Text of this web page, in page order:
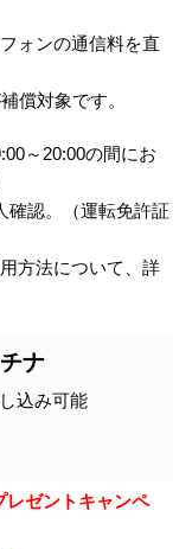
ォンの通信料を直
償対象です。
～20:00の間にお
確認。（運転免許証
方法について、詳
ナ
込み可能
レゼントキャンペ